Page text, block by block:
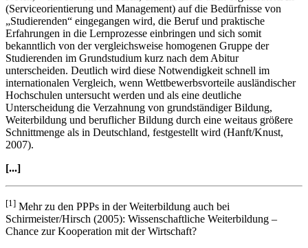
(Serviceorientierung und Management) auf die Bedürfnisse von
„Studierenden“ eingegangen wird, die Beruf und praktische
Erfahrungen in die Lernprozesse einbringen und sich somit
bekanntlich von der vergleichsweise homogenen Gruppe der
Studierenden im Grundstudium kurz nach dem Abitur
unterscheiden. Deutlich wird diese Notwendigkeit schnell im
internationalen Vergleich, wenn Wettbewerbsvorteile ausländischer
Hochschulen untersucht werden und als eine deutliche
Unterscheidung die Verzahnung von grundständiger Bildung,
Weiterbildung und beruflicher Bildung durch eine weitaus größere
Schnittmenge als in Deutschland, festgestellt wird (Hanft/Knust,
2007).
[...]
[1] Mehr zu den PPPs in der Weiterbildung auch bei
Schirmeister/Hirsch (2005): Wissenschaftliche Weiterbildung –
Chance zur Kooperation mit der Wirtschaft?